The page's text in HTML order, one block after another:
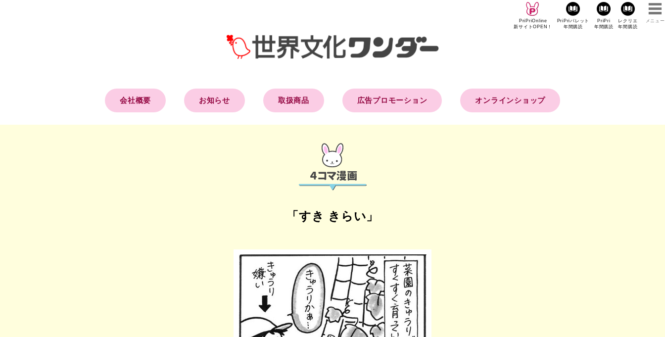
PriPriOnline
新サイトOPEN！
PriPriパレット
年間購読
PriPri
年間購読
レクリエ
年間購読
メニュー
会社概要 お知らせ 取扱商品 広告プロモーション オンラインショップ
「すき きらい」